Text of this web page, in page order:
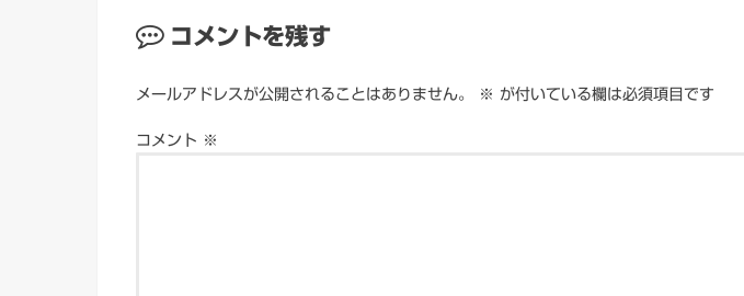
コメントを残す
メールアドレスが公開されることはありません。 ※ が付いている欄は必須項目です
コメント ※